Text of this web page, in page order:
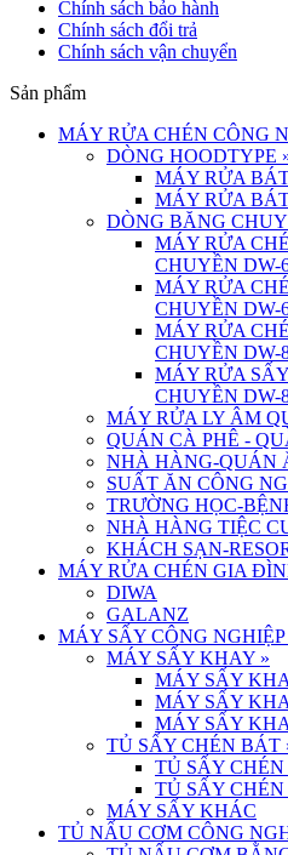
Chính sách bảo hành
Chính sách đổi trả
Chính sách vận chuyển
Sản phẩm
MÁY RỬA CHÉN CÔNG
DÒNG HOODTYPE
MÁY RỬA
MÁY RỬA
DÒNG BĂNG
MÁY RỬA
CHUYỀN DW-
MÁY RỬA
CHUYỀN DW-
MÁY RỬA
CHUYỀN DW-
MÁY RỬA
CHUYỀN DW-
MÁY RỬA LY ÂM
QUÁN CÀ PHÊ -
NHÀ HÀNG-QUÁN
SUẤT ĂN CÔNG
TRƯỜNG HỌC-
NHÀ HÀNG TIỆC
KHÁCH SẠN-
MÁY RỬA CHÉN GIA
DIWA
GALANZ
MÁY SẤY CÔNG NGHIỆP
MÁY SẤY KHAY »
MÁY SẤY
MÁY SẤY
MÁY SẤY
TỦ SẤY CHÉN BÁT
TỦ SẤY
TỦ SẤY
MÁY SẤY KHÁC
TỦ NẤU CƠM CÔNG